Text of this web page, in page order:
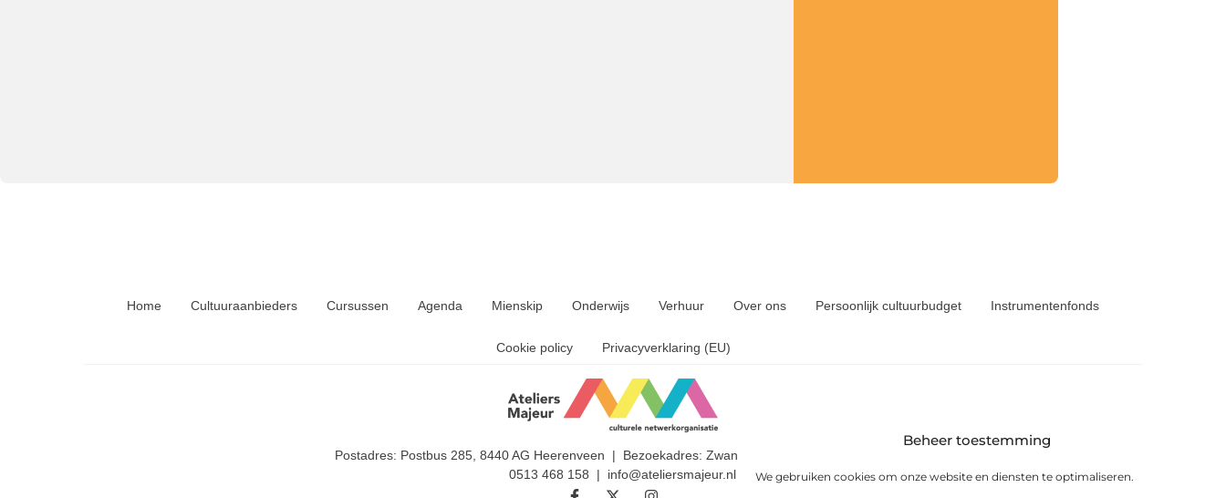
Beheer toestemming
We gebruiken cookies om onze website en diensten te optimaliseren.
Home Cultuuraanbieders Cursussen Agenda Mienskip Onderwijs Verhuur Over ons Persoonlijk cultuurbudget Instrumentenfonds
Cookie policy Privacyverklaring (EU)
Postadres: Postbus 285, 8440 AG Heerenveen | Bezoekadres: Zwanedrift 2, 8446 KS Heerenveen
0513 468 158 | info@ateliersmajeur.nl